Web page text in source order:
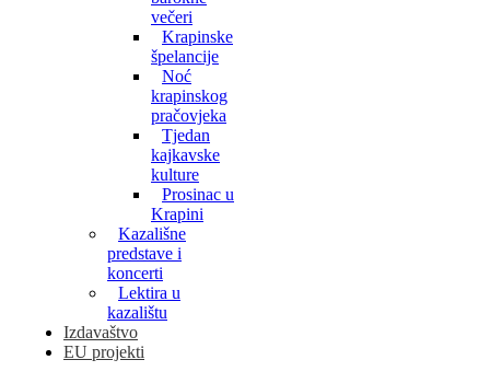
večeri
Krapinske
špelancije
Noć
krapinskog
pračovjeka
Tjedan
kajkavske
kulture
Prosinac u
Krapini
Kazališne
predstave i
koncerti
Lektira u
kazalištu
Izdavaštvo
EU projekti